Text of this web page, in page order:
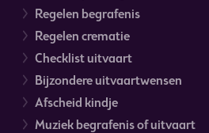
Regelen begrafenis
Regelen crematie
Checklist uitvaart
Bijzondere uitvaartwensen
Afscheid kindje
Muziek begrafenis of uitvaart